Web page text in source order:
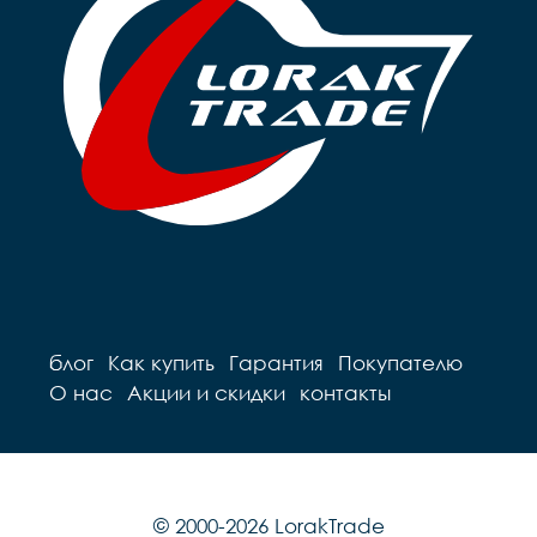
ДА
СИГНАЛ	ДА
ПОДСТАВКИ ДЛЯ
блог Как купить Гарантия
Покупателю
О нас
Акции и скидки контакты
© 2000-2026 LorakTrade